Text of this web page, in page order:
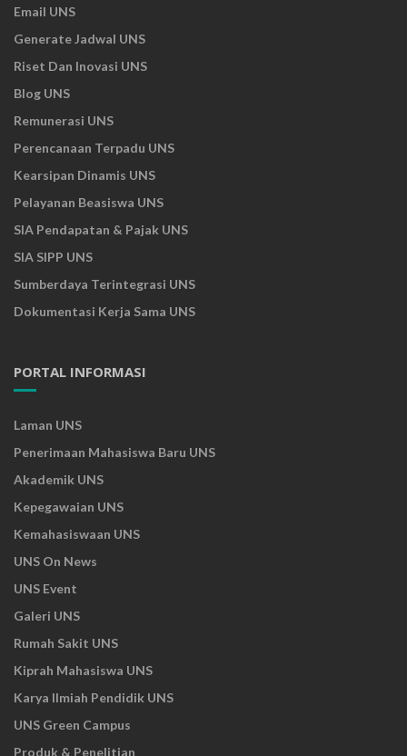
Email UNS
Generate Jadwal UNS
Riset Dan Inovasi UNS
Blog UNS
Remunerasi UNS
Perencanaan Terpadu UNS
Kearsipan Dinamis UNS
Pelayanan Beasiswa UNS
SIA Pendapatan & Pajak UNS
SIA SIPP UNS
Sumberdaya Terintegrasi UNS
Dokumentasi Kerja Sama UNS
PORTAL INFORMASI
Laman UNS
Penerimaan Mahasiswa Baru UNS
Akademik UNS
Kepegawaian UNS
Kemahasiswaan UNS
UNS On News
UNS Event
Galeri UNS
Rumah Sakit UNS
Kiprah Mahasiswa UNS
Karya Ilmiah Pendidik UNS
UNS Green Campus
Produk & Penelitian